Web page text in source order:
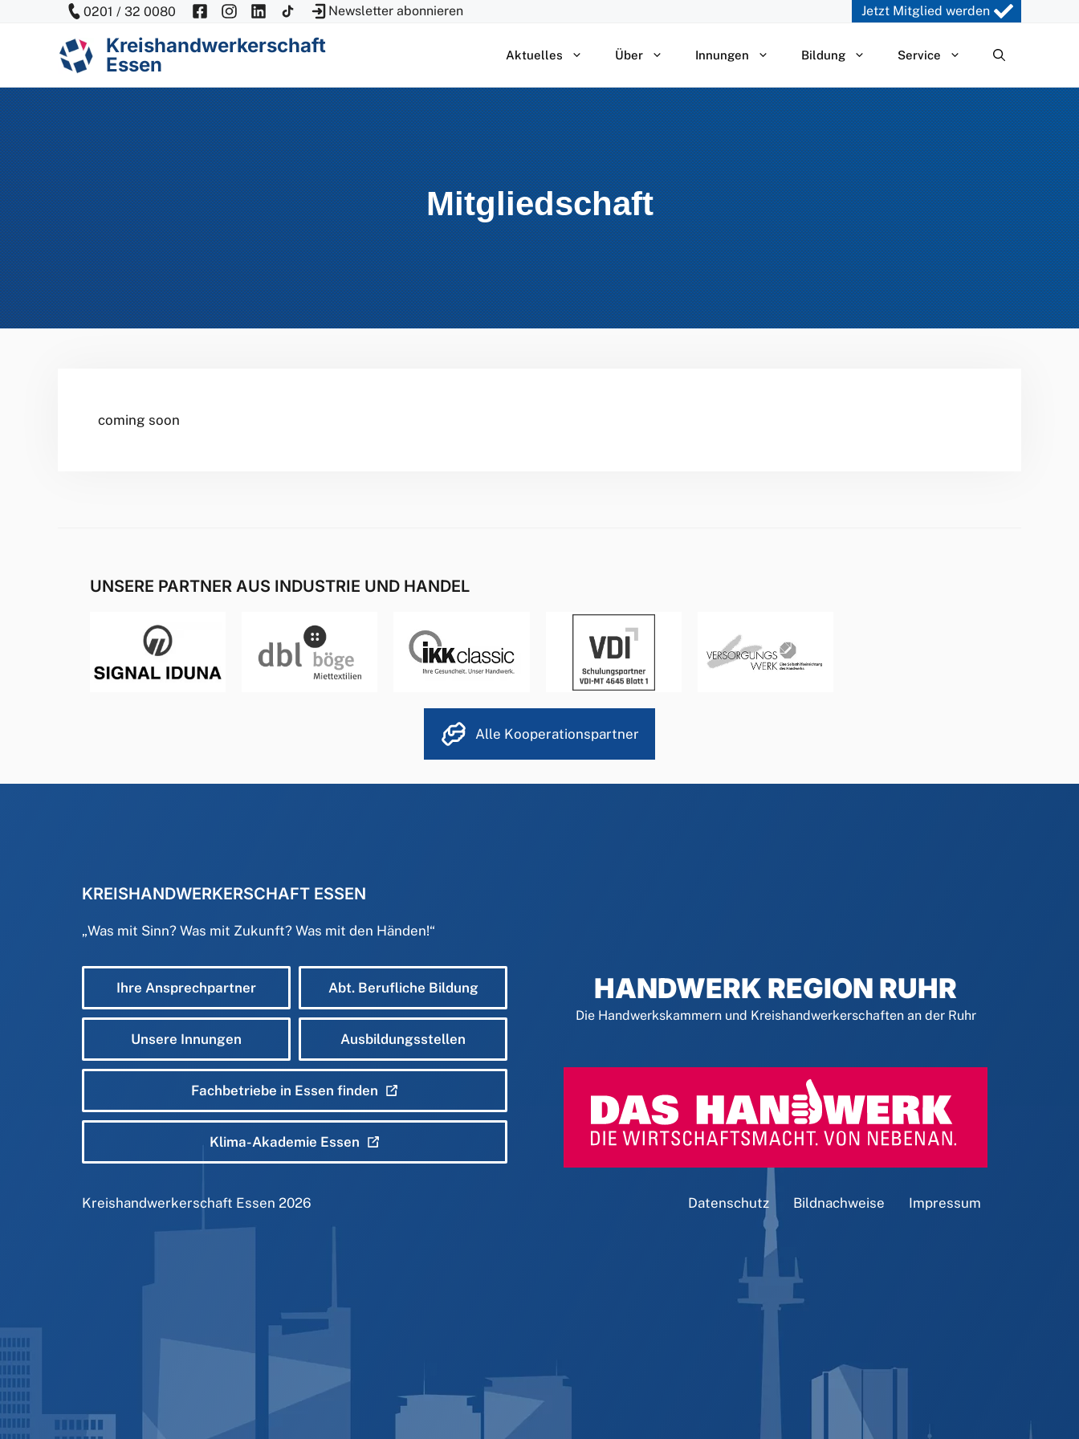
0201 / 32 0080 Newsletter abonnieren Jetzt Mitglied werden
Kreishandwerkerschaft
Essen
Aktuelles Über Innungen Bildung Service
Mitgliedschaft
coming soon
UNSERE PARTNER AUS INDUSTRIE UND HANDEL
Alle Kooperationspartner
KREISHANDWERKERSCHAFT ESSEN
„Was mit Sinn? Was mit Zukunft? Was mit den Händen!“
Ihre Ansprechpartner Abt. Berufliche Bildung
Unsere Innungen Ausbildungsstellen
Fachbetriebe in Essen finden
Klima-Akademie Essen
HANDWERK REGION RUHR
Die Handwerkskammern und Kreishandwerkerschaften an der Ruhr
Kreishandwerkerschaft Essen 2026 Datenschutz Bildnachweise Impressum